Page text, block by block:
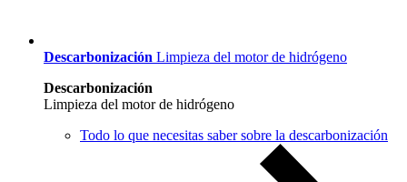
Descarbonización Limpieza del motor de hidrógeno
Descarbonización
Limpieza del motor de hidrógeno
Todo lo que necesitas saber sobre la descarbonización